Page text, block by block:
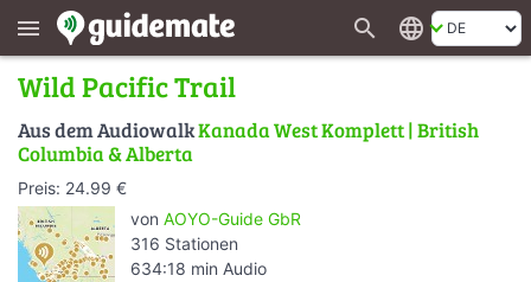
menu search language
Wild Pacific Trail
Aus dem AudiowalkKanada West Komplett | British
Columbia & Alberta
Preis: 24.99 €
von AOYO-Guide GbR
316 Stationen
634:18 min Audio